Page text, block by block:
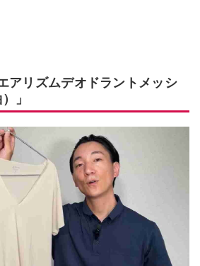
アリズムデオドラントメッシ
」